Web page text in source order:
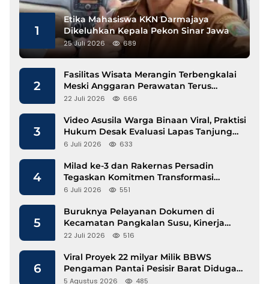
1
Etika Mahasiswa KKN Darmajaya
Dikeluhkan Kepala Pekon Sinar Jawa
25 Juli 2026 689
2
Fasilitas Wisata Merangin Terbengkalai
Meski Anggaran Perawatan Terus
Mengalir
22 Juli 2026 666
3
Video Asusila Warga Binaan Viral, Praktisi
Hukum Desak Evaluasi Lapas Tanjung
Raja
6 Juli 2026 633
4
Milad ke-3 dan Rakernas Persadin
Tegaskan Komitmen Transformasi
Advokat Profesional di Era Digital
6 Juli 2026 551
5
Buruknya Pelayanan Dokumen di
Kecamatan Pangkalan Susu, Kinerja
Disdukcapil Langkat Disorot
22 Juli 2026 516
6
Viral Proyek 22 milyar Milik BBWS
Pengaman Pantai Pesisir Barat Diduga
Gunakan Besi Banci
5 Agustus 2026 485